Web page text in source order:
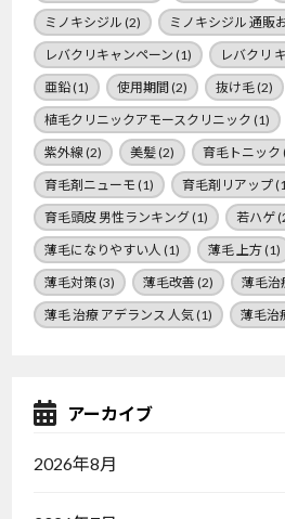
ミノキシジル (2) ミノキシジル 通販
レバクリキャンペーン (1) レバクリ
亜鉛(1) 使用期間 (2) 抜け毛(2)
植毛クリニックアモースクリニック (1)
紫外線(2) 美髪(2) 育毛トニック
育毛剤ニューモ (1) 育毛剤リアップ
育毛頭皮 男性ランキング(1) 若ハゲ
薄毛になりやすい人 (1) 薄毛 上方(1)
薄毛対策(3) 薄毛改善 (2) 薄毛治
薄毛 治療 アデランス 人気(1) 薄毛治
アーカイブ
2026年8月